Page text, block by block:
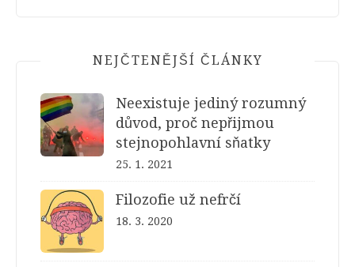
NEJČTENĚJŠÍ ČLÁNKY
Neexistuje jediný rozumný
důvod, proč nepřijmou
stejnopohlavní sňatky
25. 1. 2021
Filozofie už nefrčí
18. 3. 2020